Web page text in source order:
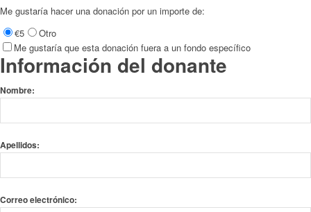
Me gustaría hacer una donación por un importe de:
€5
Otro
Me gustaría que esta donación fuera a un fondo específico
Información del donante
Nombre:
Apellidos:
Correo electrónico: